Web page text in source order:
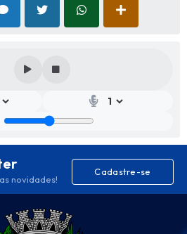
novidades!
Cadastre-se